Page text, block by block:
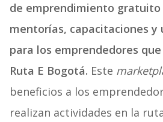
de emprendimiento gratuito
mentorías, capacitaciones y
para los emprendedores
Ruta E Bogotá. Este
beneficios a los
realizan actividades en la